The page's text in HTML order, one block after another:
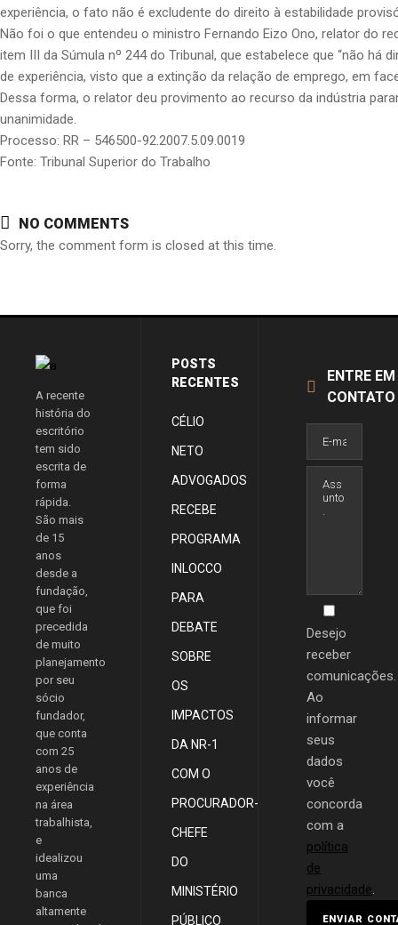
experiência, o fato não é excludente do direito à estabilidade
Não foi o que entendeu o ministro Fernando Eizo Ono, relator do
item III da Súmula nº 244 do Tribunal, que estabelece que “não
de experiência, visto que a extinção da relação de emprego, em
Dessa forma, o relator deu provimento ao recurso da indústria
unanimidade.
Processo: RR – 546500-92.2007.5.09.0019
Fonte: Tribunal Superior do Trabalho
NO COMMENTS
Sorry, the comment form is closed at this time.
A recente
história do
escritório
tem sido
escrita de
forma
rápida.
São mais
de 15
anos
desde a
fundação,
que foi
precedida
de muito
planejamento
por seu
sócio
fundador,
que conta
com 25
anos de
experiência
na área
trabalhista,
e
idealizou
uma
banca
altamente
POSTS
RECENTES
CÉLIO
NETO
ADVOGADOS
RECEBE
PROGRAMA
INLOCCO
PARA
DEBATE
SOBRE
OS
IMPACTOS
DA NR-1
COM O
PROCURADOR-
CHEFE
DO
MINISTÉRIO
PÚBLICO
ENTRE EM
CONTATO
Desejo
receber
comunicações.
Ao
informar
seus
dados
você
concorda
com a
política
de
privacidade.